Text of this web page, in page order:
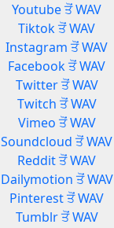
Youtube ਤੋਂ WAV
Tiktok ਤੋਂ WAV
Instagram ਤੋਂ WAV
Facebook ਤੋਂ WAV
Twitter ਤੋਂ WAV
Twitch ਤੋਂ WAV
Vimeo ਤੋਂ WAV
Soundcloud ਤੋਂ WAV
Reddit ਤੋਂ WAV
Dailymotion ਤੋਂ WAV
Pinterest ਤੋਂ WAV
Tumblr ਤੋਂ WAV